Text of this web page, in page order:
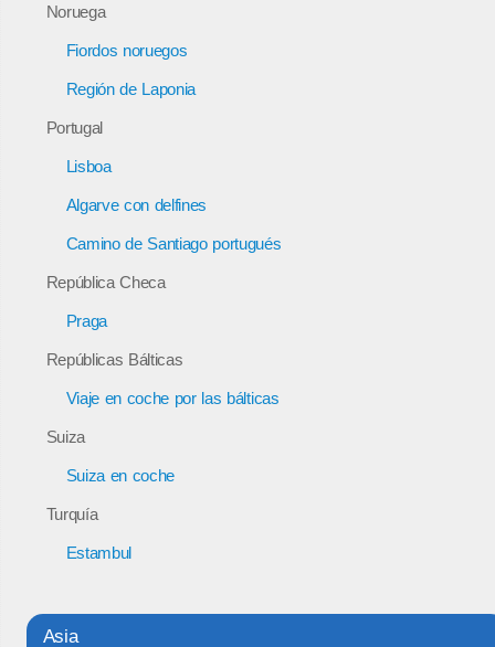
Noruega
Fiordos noruegos
Región de Laponia
Portugal
Lisboa
Algarve con delfines
Camino de Santiago portugués
República Checa
Praga
Repúblicas Bálticas
Viaje en coche por las bálticas
Suiza
Suiza en coche
Turquía
Estambul
Asia